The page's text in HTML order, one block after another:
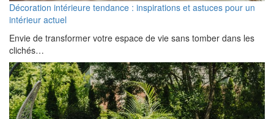
Décoration intérieure tendance : inspirations et astuces pour un
intérieur actuel
Envie de transformer votre espace de vie sans tomber dans les
clichés…